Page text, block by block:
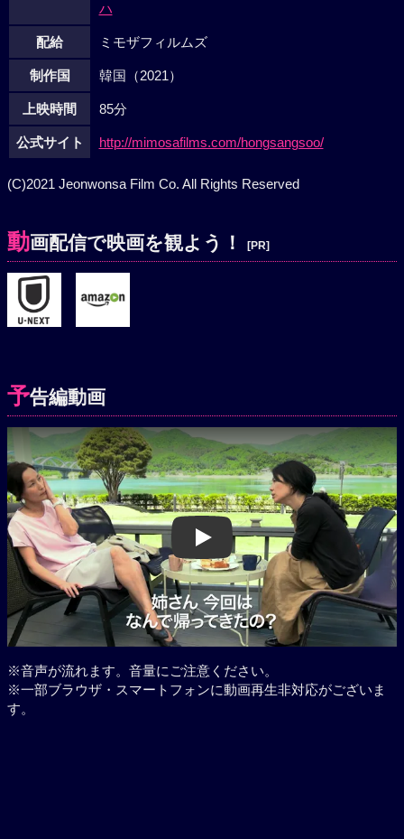
ハ
配給 ミモザフィルムズ
制作国 韓国（2021）
上映時間 85分
公式サイト http://mimosafilms.com/hongsangsoo/
(C)2021 Jeonwonsa Film Co. All Rights Reserved
動画配信で映画を観よう！ [PR]
予告編動画
Play
※音声が流れます。音量にご注意ください。
※一部ブラウザ・スマートフォンに動画再生非対応がございま
す。